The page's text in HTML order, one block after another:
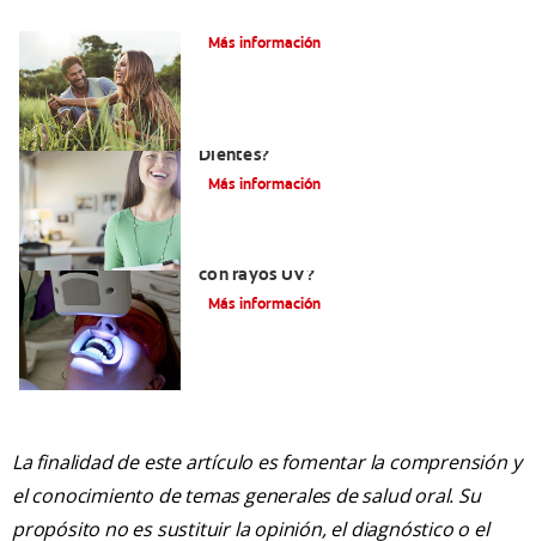
Más información
Dientes?
Más información
con rayos UV?
Más información
La finalidad de este artículo es fomentar la comprensión y
el conocimiento de temas generales de salud oral. Su
propósito no es sustituir la opinión, el diagnóstico o el